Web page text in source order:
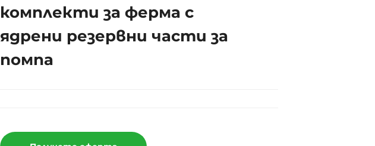
комплекти за ферма с
ядрени резервни части за
помпа